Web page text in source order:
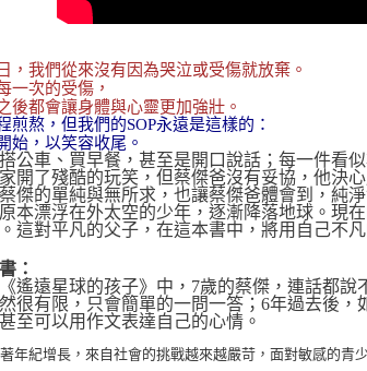
，我們從來沒有因為哭泣或受傷就放棄。
一次的受傷，
後都會讓身體與心靈更加強壯。
煎熬，但我們的SOP永遠是這樣的：
始，以笑容收尾。
公車、買早餐，甚至是開口說話；每一件看
開了殘酷的玩笑，但蔡傑爸沒有妥協，他決
傑的單純與無所求，也讓蔡傑爸體會到，純淨
本漂浮在外太空的少年，逐漸降落地球。現
這對平凡的父子，在這本書中，將用自己不凡
：
遙遠星球的孩子》中，7歲的蔡傑，連話都
很有限，只會簡單的一問一答；6年過去後
至可以用作文表達自己的心情。
年紀增長，來自社會的挑戰越來越嚴苛，面對敏感的青